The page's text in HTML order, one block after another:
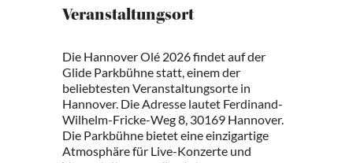
Veranstaltungsort
Die Hannover Olé 2026 findet auf der
Glide Parkbühne statt, einem der
beliebtesten Veranstaltungsorte in
Hannover. Die Adresse lautet Ferdinand-
Wilhelm-Fricke-Weg 8, 30169 Hannover.
Die Parkbühne bietet eine einzigartige
Atmosphäre für Live-Konzerte und